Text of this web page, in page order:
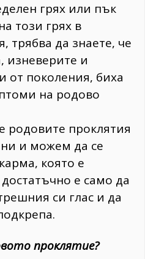
грях или пък
този грях в
трябва да знаете, че
изневерите и
от поколения, биха
на родово
родовите проклятия
и можем да се
която е
е само да
си глас и да
проклятие?